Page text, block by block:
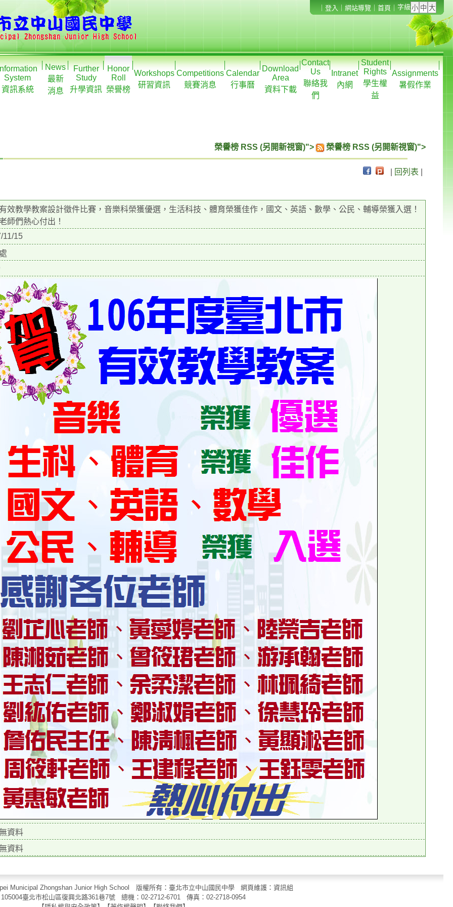
登入 網站導覽 首頁 字級
System
資訊系統
News
最新
消息
Further
Study
升學資訊
Honor
Roll
榮譽榜
Workshops
研習資訊
Competitions
競賽消息
Calendar
行事曆
Download
Area
資料下載
Contact
Us
聯絡我
們
Intranet
內網
Student
Rights
學生權
益
Assignments
暑假作業
榮譽榜 RSS (另開新視窗)"> 榮譽榜 RSS (另開新視窗)">
回列表
效教學教案設計徵件比賽，音樂科榮獲優選，生活科技、體育榮獲佳作，國文、英語、數學、公民、輔導榮獲入選！
師們熱心付出！
11/15
資料
資料
Municipal Zhongshan Junior High School 版權所有：臺北市立中山國民中學 網頁維護：資訊組
臺北市松山區復興北路361巷7號 總機：02-2712-6701 傳真： 02-2718-0954